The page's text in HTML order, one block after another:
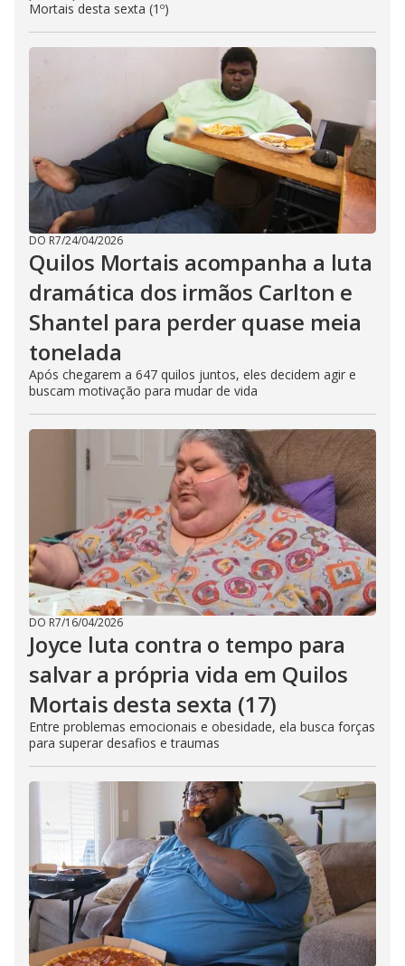
Mortais desta sexta (1º)
DO R7/24/04/2026
Quilos Mortais acompanha a luta
dramática dos irmãos Carlton e
Shantel para perder quase meia
tonelada
Após chegarem a 647 quilos juntos, eles decidem agir e
buscam motivação para mudar de vida
DO R7/16/04/2026
Joyce luta contra o tempo para
salvar a própria vida em Quilos
Mortais desta sexta (17)
Entre problemas emocionais e obesidade, ela busca forças
para superar desafios e traumas